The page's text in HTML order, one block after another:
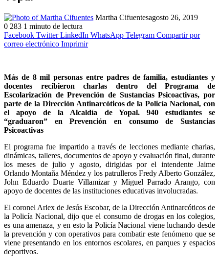
Martha Cifuentesagosto 26, 2019
0 283 1 minuto de lectura
Facebook Twitter LinkedIn WhatsApp Telegram Compartir por
correo electrónico Imprimir
Más de 8 mil personas entre padres de familia, estudiantes y
docentes recibieron charlas dentro del Programa de
Escolarización de Prevención de Sustancias Psicoactivas, por
parte de la Dirección Antinarcóticos de la Policía Nacional, con
el apoyo de la Alcaldía de Yopal. 940 estudiantes se
“graduaron” en Prevención en consumo de Sustancias
Psicoactivas
El programa fue impartido a través de lecciones mediante charlas,
dinámicas, talleres, documentos de apoyo y evaluación final, durante
los meses de julio y agosto, dirigidas por el intendente Jaime
Orlando Montaña Méndez y los patrulleros Fredy Alberto González,
John Eduardo Duarte Villamizar y Miguel Parrado Arango, con
apoyo de docentes de las instituciones educativas involucradas.
El coronel Arlex de Jesús Escobar, de la Dirección Antinarcóticos de
la Policía Nacional, dijo que el consumo de drogas en los colegios,
es una amenaza, y en esto la Policía Nacional viene luchando desde
la prevención y con operativos para combatir este fenómeno que se
viene presentando en los entornos escolares, en parques y espacios
deportivos.